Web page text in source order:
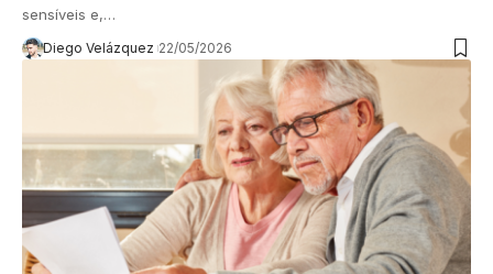
sensíveis e,…
Diego Velázquez 22/05/2026